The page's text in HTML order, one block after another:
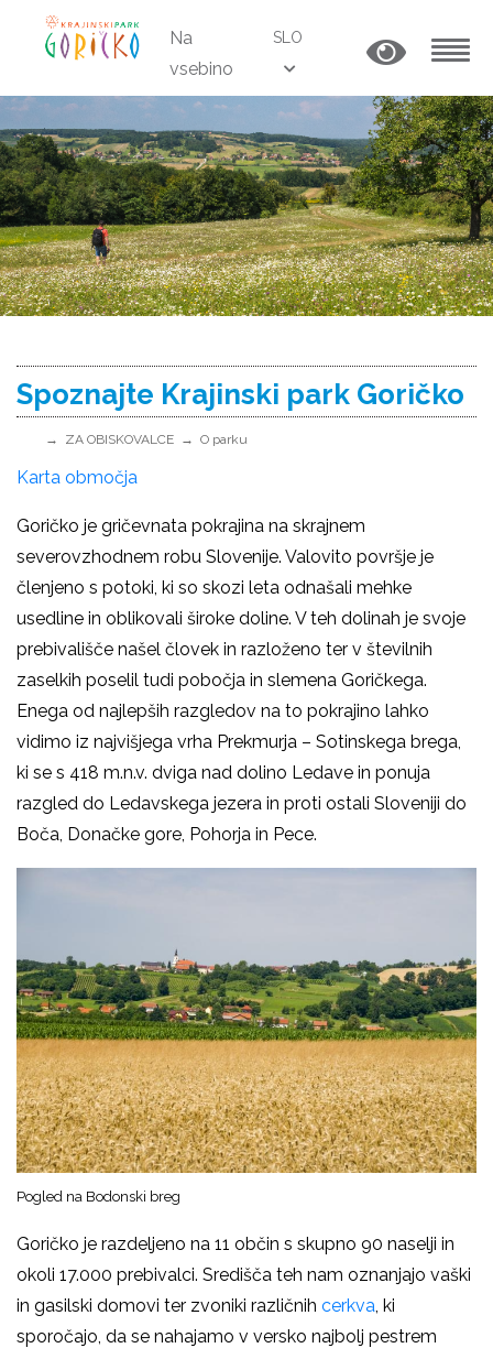
Na
vsebino
SLO
Spoznajte Krajinski park Goričko
ZA OBISKOVALCE O parku
Karta območja
Goričko je gričevnata pokrajina na skrajnem
severovzhodnem robu Slovenije. Valovito površje je
členjeno s potoki, ki so skozi leta odnašali mehke
usedline in oblikovali široke doline. V teh dolinah je svoje
prebivališče našel človek in razloženo ter v številnih
zaselkih poselil tudi pobočja in slemena Goričkega.
Enega od najlepših razgledov na to pokrajino lahko
vidimo iz najvišjega vrha Prekmurja – Sotinskega brega,
ki se s 418 m.n.v. dviga nad dolino Ledave in ponuja
razgled do Ledavskega jezera in proti ostali Sloveniji do
Boča, Donačke gore, Pohorja in Pece.
Pogled na Bodonski breg
Goričko je razdeljeno na 11 občin s skupno 90 naselji in
okoli 17.000 prebivalci. Središča teh nam oznanjajo vaški
in gasilski domovi ter zvoniki različnih cerkva, ki
sporočajo, da se nahajamo v versko najbolj pestrem